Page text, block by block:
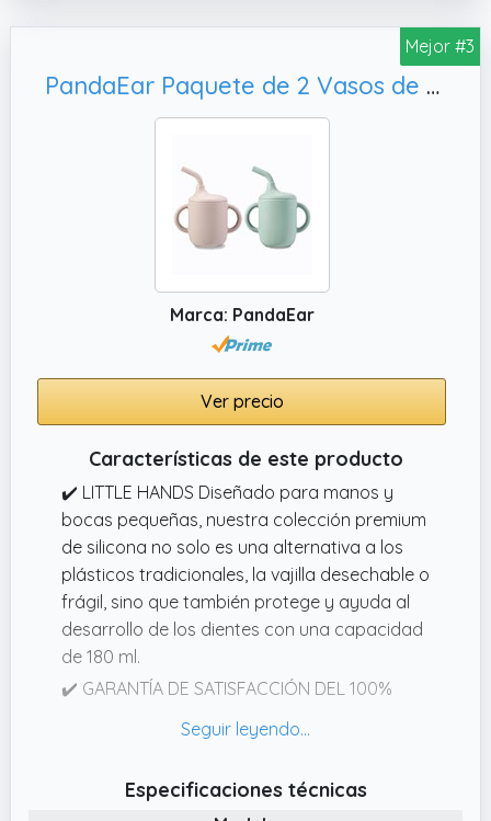
Mejor #3
PandaEar Paquete de 2 Vasos de Entrenamiento para Bebés y Niños Pequeños, 100% de Silicona Pequeña con Asas y Pajita -Rosa/Verde
Marca: PandaEar
Ver precio
Características de este producto
✔️ LITTLE HANDS Diseñado para manos y
bocas pequeñas, nuestra colección premium
de silicona no solo es una alternativa a los
plásticos tradicionales, la vajilla desechable o
frágil, sino que también protege y ayuda al
desarrollo de los dientes con una capacidad
de 180 ml.
✔️ GARANTÍA DE SATISFACCIÓN DEL 100%
sabiendo que quedará completamente
✔️ CONVENIENTE Diseñado para la vida
Especificaciones técnicas